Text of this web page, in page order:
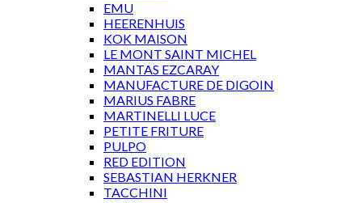
EMU
HEERENHUIS
KOK MAISON
LE MONT SAINT MICHEL
MANTAS EZCARAY
MANUFACTURE DE DIGOIN
MARIUS FABRE
MARTINELLI LUCE
PETITE FRITURE
PULPO
RED EDITION
SEBASTIAN HERKNER
TACCHINI